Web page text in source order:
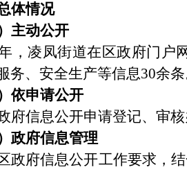
体情况
主动公开
，凌凤街道在区政府门户
务、安全生产等信息30余条
依申请公开
府信息公开申请登记、审
政府信息管理
政府信息公开工作要求，